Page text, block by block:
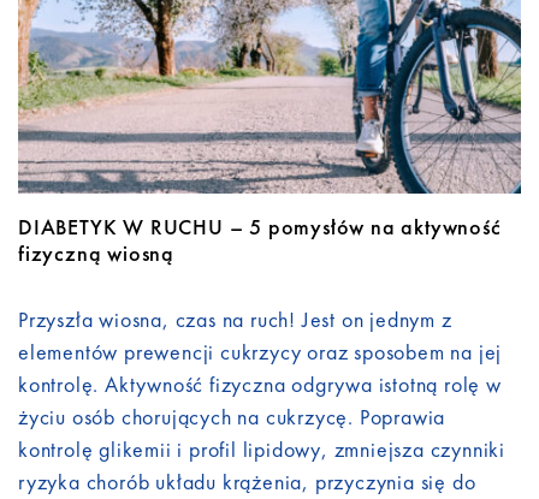
Kontakt
DIABETYK W RUCHU – 5 pomysłów na aktywność
fizyczną wiosną
Przyszła wiosna, czas na ruch! Jest on jednym z
elementów prewencji cukrzycy oraz sposobem na jej
kontrolę. Aktywność fizyczna odgrywa istotną rolę w
życiu osób chorujących na cukrzycę. Poprawia
kontrolę glikemii i profil lipidowy, zmniejsza czynniki
ryzyka chorób układu krążenia, przyczynia się do